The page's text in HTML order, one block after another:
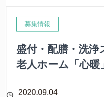
募集情報
盛付・配膳・洗浄
老人ホーム「心暖
2020.09.04